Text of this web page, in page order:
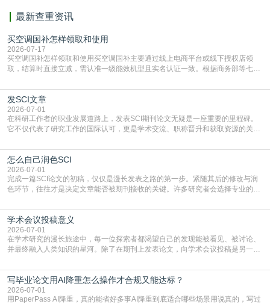
最新查重资讯
买空调国补怎样领取和使用
2026-07-17
买空调国补怎样领取和使用买空调国补主要通过线上电商平台或线下授权店领
取，结算时直接立减‌，需认准一级能效机型且实名认证一致。根据商务部等七部
能领到补贴首选‌京东APP‌搜索专属口令(如【家电补贴1637】、【国补立省
4949】等，口令会随活动更新，以页面显示为准)进入补贴专场。淘宝/天猫也可
复制粘贴【8$FKFGgJq
发SCI文章
2026-07-01
在科研工作者的职业发展道路上，发表SCI期刊论文无疑是一座重要的里程碑。
它不仅代表了研究工作的国际认可，更是学术交流、职称晋升和获取资源的关键
战与困惑。从选题立意到投稿回应，每一步都需要精心的策略与扎实的工作。本
篇AEIC学术交流中心小编就为大家介绍“发SCI文章”。一、精准定位是成功的第
一步发表SCI文章，首要解决的问题是“投
怎么自己润色SCI
2026-07-01
完成一篇SCI论文的初稿，仅仅是漫长发表之路的第一步。紧随其后的修改与润
色环节，往往才是决定文章能否被期刊接收的关键。许多研究者会选择专业的语
质量，更能在此过程中深化对学术写作的理解。如何系统、高效地打磨自己的论
文，使其在语言和学术表达上更符合国际期刊的要求，是每位研究者值得投入学
习的技能。本篇AEIC学术交流中心小编就为大家介
学术会议投稿意义
2026-07-01
在学术研究的漫长旅途中，每一位探索者都渴望自己的发现能被看见、被讨论、
并最终融入人类知识的星河。除了在期刊上发表论文，向学术会议投稿是另一个
广阔学术天地的大门，连接着个体研究与社会网络。本篇AEIC学术交流中心小编
就为大家介绍“学术会议投稿意义”。一、加速研究成果的传播与反馈学术会议通
常具有周期短、时效性强的特点。相比期刊漫长的
写毕业论文用AI降重怎么操作才合规又能达标？
2026-07-01
用PaperPass AI降重，真的能省好多事AI降重到底适合哪些场景用说真的，写过